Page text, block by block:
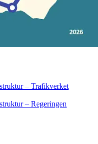
– Trafikverket
– Regeringen